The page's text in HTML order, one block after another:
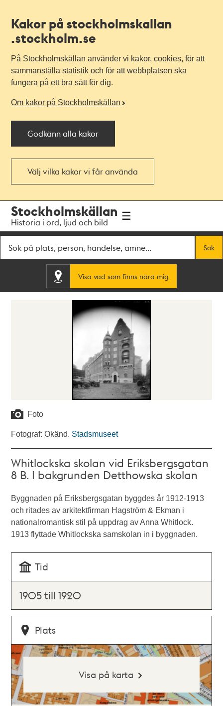
Kakor på stockholmskallan
.stockholm.se
På Stockholmskällan använder vi kakor, cookies, för att
sammanställa statistik och för att webbplatsen ska
fungera på ett bra sätt för dig.
Om kakor på Stockholmskällan
Godkänn alla kakor
Välj vilka kakor vi får använda
navigationen
huvudinnehållet
Stockholmskällan
Historia i ord, ljud och bild
Sök
Visa vad som finns nära mig
Foto
Fotograf: Okänd. Stadsmuseet
Whitlockska skolan vid Eriksbergsgatan
8 B. I bakgrunden Detthowska skolan
Byggnaden på Eriksbergsgatan byggdes år 1912-1913
och ritades av arkitektfirman Hagström & Ekman i
nationalromantisk stil på uppdrag av Anna Whitlock.
1913 flyttade Whitlockska samskolan in i byggnaden.
Tid
1905 till 1920
Plats
Visa på karta